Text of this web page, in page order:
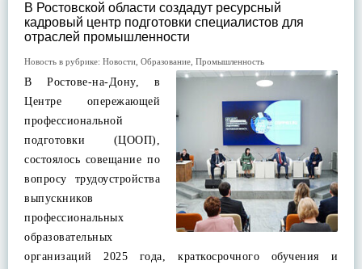
В Ростовской области создадут ресурсный
кадровый центр подготовки специалистов для
отраслей промышленности
Новость в рубрике: Новости Образование Промышленность
В Ростове-на-Дону, в
Центре опережающей
профессиональной
подготовки (ЦООП),
состоялось совещание по
вопросу трудоустройства
выпускников
профессиональных
образовательных
организаций 2025 года, краткосрочного обучения и